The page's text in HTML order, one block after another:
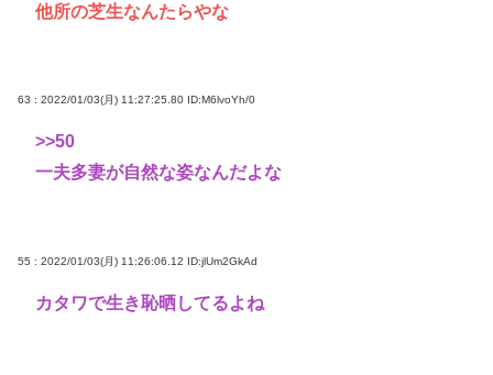
他所の芝生なんたらやな
63 : 2022/01/03(月) 11:27:25.80 ID:M6lvoYh/0
>>50
一夫多妻が自然な姿なんだよな
55 : 2022/01/03(月) 11:26:06.12 ID:jlUm2GkAd
カタワで生き恥晒してるよね